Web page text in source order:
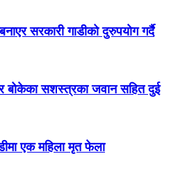
सरकारी गाडीको दुरुपयोग गर्दै
बोकेका सशस्त्रका जवान सहित दुई
एक महिला मृत फेला